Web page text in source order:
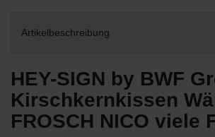
Artikelbeschreibung
HEY-SIGN by BWF
Kirschkernkissen
FROSCH NICO viele